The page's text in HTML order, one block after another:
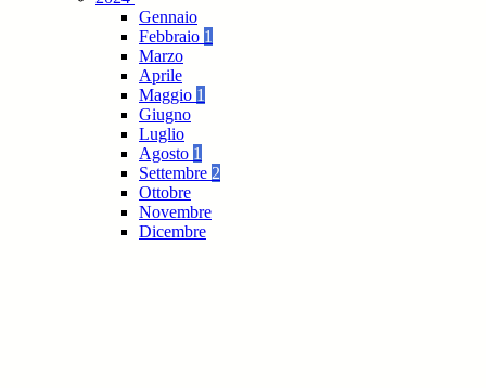
Gennaio
Febbraio 1
Marzo
Aprile
Maggio 1
Giugno
Luglio
Agosto 1
Settembre 2
Ottobre
Novembre
Dicembre